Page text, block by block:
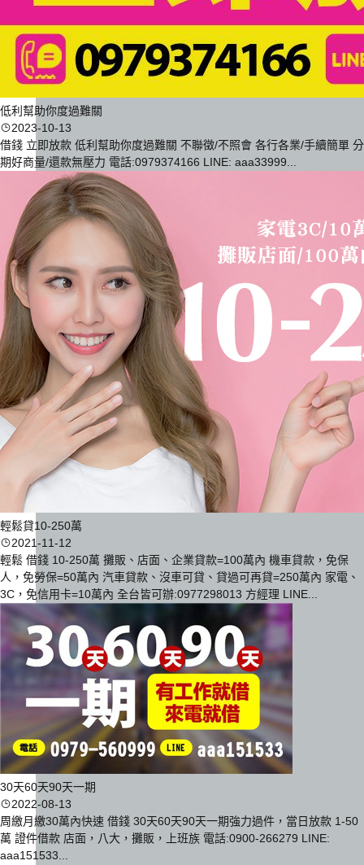
低利幫助你度過難關
2023-10-13
借錢 立即放款 低利幫助你度過難關 不聯徵/不照會 各行各業/手續簡單 分
期好商量/還款無壓力 電話:0979374166 LINE: aaa33999...
輕鬆貸10-250萬
2021-11-12
輕鬆 借錢 10-250萬 攤販、店面、企業貸款=100萬內 機車貸款，免保
人，免勞保=50萬內 汽車貸款、沒車可貸、貸過可再貸=250萬內 家電、
3C，免信用卡=10萬內 全台皆可辦:0977298013 方經理 LINE...
30天60天90天一期
2022-08-13
周繳月繳30萬內快速 借錢 30天60天90天一期強力過件，當日放款 1-50
萬 證件借款 店面，八大，攤販，上班族 電話:0900-266279 LINE:
aaa151533...